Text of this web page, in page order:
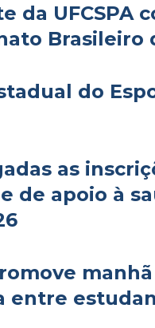
da UFCSPA
Brasileiro
do
as
de apoio à
entre